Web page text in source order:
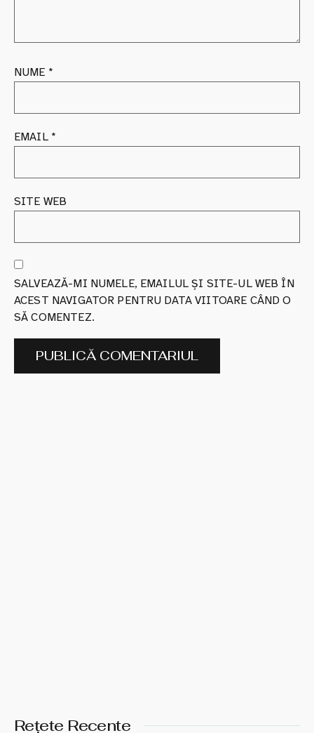
NUME *
EMAIL *
SITE WEB
SALVEAZĂ-MI NUMELE, EMAILUL ȘI SITE-UL WEB ÎN
ACEST NAVIGATOR PENTRU DATA VIITOARE CÂND O
SĂ COMENTEZ.
Rețete Recente